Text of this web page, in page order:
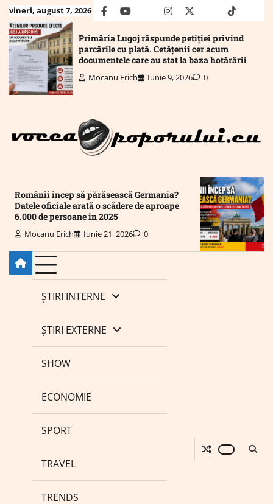
Skip
to
content
vineri, august 7, 2026 facebookyoutubeMailinstagram
twitter truthtiktok
Primăria Lugoj răspunde petiției privind
parcările cu plată. Cetățenii cer acum
documentele care au stat la baza hotărârii
Mocanu Erich Iunie 9, 2026 0
Românii încep să părăsească Germania?
Datele oficiale arată o scădere de aproape
6.000 de persoane în 2025
Mocanu Erich Iunie 21, 2026 0
ȘTIRI INTERNE
ȘTIRI EXTERNE
SHOW
ECONOMIE
SPORT
TRAVEL
TRENDS